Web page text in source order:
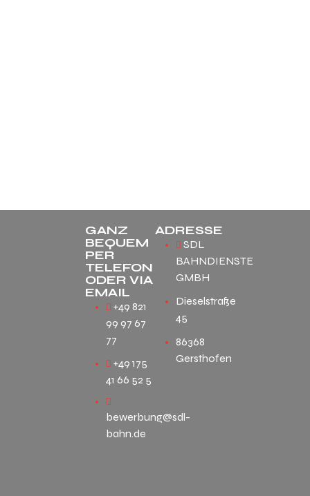
GANZ
BEQUEM
PER
TELEFON
ODER VIA
EMAIL
+49 821
99 97 67
77
+49 175
41 66 52 5
bewerbung@sdl-
bahn.de
ADRESSE
SDL
BAHNDIENSTE
GMBH
Dieselstraße
45
86368
Gersthofen